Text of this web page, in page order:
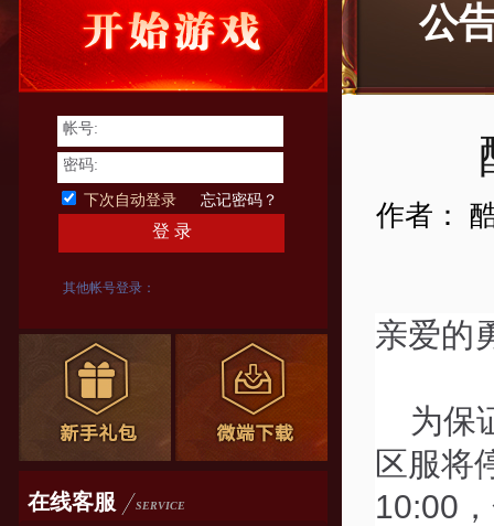
帐号:
密码:
下次自动登录 忘记密码？
登 录
其他帐号登录：
在线客服 SERVICE
公
作者：
亲爱的
为保
区服将
10:00